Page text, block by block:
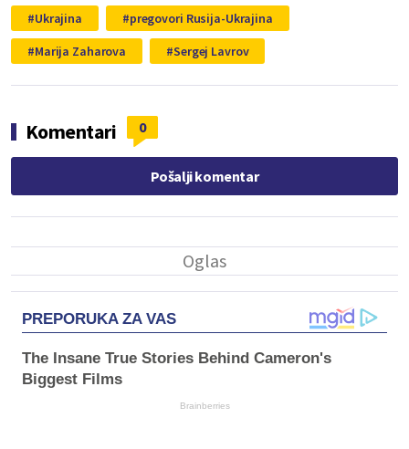
Ukrajina
pregovori Rusija-Ukrajina
Marija Zaharova
Sergej Lavrov
Komentari 0
Pošalji komentar
PREPORUKA ZA VAS
The Insane True Stories Behind Cameron's
Biggest Films
Brainberries